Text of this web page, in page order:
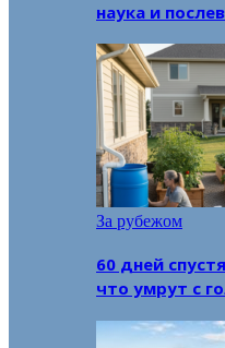
наука и
За рубежом
60 дней
что умрут с